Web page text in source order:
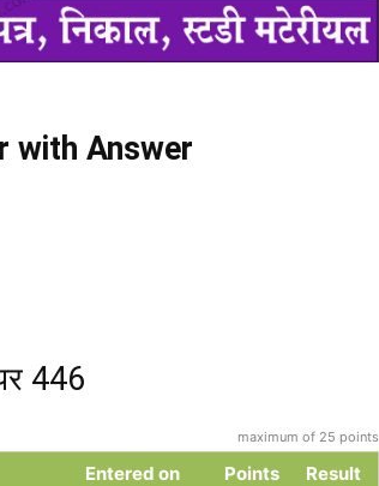
with Answer
446
maximum of 25 points
Entered on Points
Result